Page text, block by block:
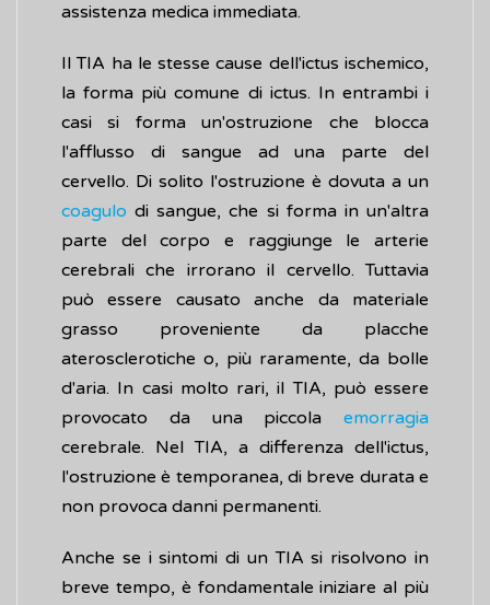
assistenza medica immediata.
Il TIA ha le stesse cause dell'ictus ischemico,
la forma più comune di ictus. In entrambi i
casi si forma un'ostruzione che blocca
l'afflusso di sangue ad una parte del
cervello. Di solito l'ostruzione è dovuta a un
coagulo di sangue, che si forma in un'altra
parte del corpo e raggiunge le arterie
cerebrali che irrorano il cervello. Tuttavia
può essere causato anche da materiale
grasso proveniente da placche
aterosclerotiche o, più raramente, da bolle
d'aria. In casi molto rari, il TIA, può essere
provocato da una piccola emorragia
cerebrale. Nel TIA, a differenza dell'ictus,
l'ostruzione è temporanea, di breve durata e
non provoca danni permanenti.
Anche se i sintomi di un TIA si risolvono in
breve tempo, è fondamentale iniziare al più